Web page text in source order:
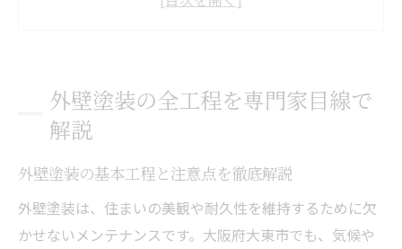
外壁劣化時の外壁塗装施工の正しい流れ
施工前に知っておきたい壁の診断ポイント
劣化状態別に最適な外壁塗装手順を紹介
壁のひび割れと外壁塗装のメンテナンス法
外壁塗装で長持ちさせる施工工程のコツ
外壁塗装の全工程を専門家目線で
解説
外壁塗装の基本工程と注意点を徹底解説
外壁塗装は、住まいの美観や耐久性を維持するために欠
かせないメンテナンスです。大阪府大東市でも、気候や